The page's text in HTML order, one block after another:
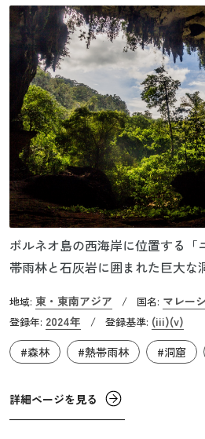
ボルネオ島の西海岸に位置する「
帯雨林と石灰岩に囲まれた巨大な
く残されている遺産です。石器や
的遺物のほか、東南アジア最古の
す。また、〝死者の舟〟と呼ばれ
見されています。そこに描かれて
表現していると推測される人物や
地域: 東・東南アジア / 国名: マレー
登録年: 2024年 / 登録基準: (iii)(v)
#森林
#熱帯雨林 #洞窟
詳細ページを見る